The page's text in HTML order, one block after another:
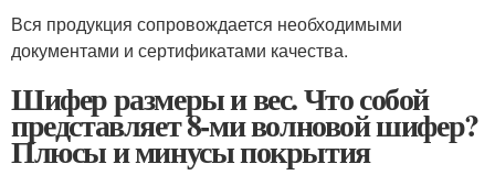
Вся продукция сопровождается необходимыми
документами и сертификатами качества.
Шифер размеры и вес. Что собой
представляет 8-ми волновой шифер?
Плюсы и минусы покрытия